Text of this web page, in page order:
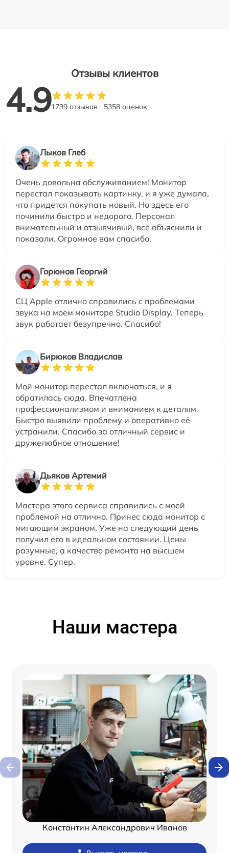
Отзывы клиентов
4.91799 отзывов 5358 оценок
Лыков Глеб
Очень довольна обслуживанием! Монитор
перестал показывать картинку, и я уже думала,
что придется покупать новый. Но здесь его
починили быстро и недорого. Персонал
внимательный и отзывчивый, всё объяснили и
показали. Огромное вам спасибо.
Горюнов Георгий
СЦ Apple отлично справились с проблемами
звука на моем мониторе Studio Display. Теперь
звук работает безупречно. Спасибо!
Бирюков Владислав
Мой монитор перестал включаться, и я
обратилась сюда. Впечатлена
профессионализмом и вниманием к деталям.
Быстро выявили проблему и оперативно её
устранили. Спасибо за отличный сервис и
дружелюбное отношение!
Дьяков Артемий
Мастера этого сервиса справились с моей
проблемой на отлично. Принес сюда монитор с
мигающим экраном. Уже на следующий день
получил его в идеальном состоянии. Цены
разумные, а качество ремонта на высшем
уровне. Супер.
Наши мастера
Константин Александрович Иванов